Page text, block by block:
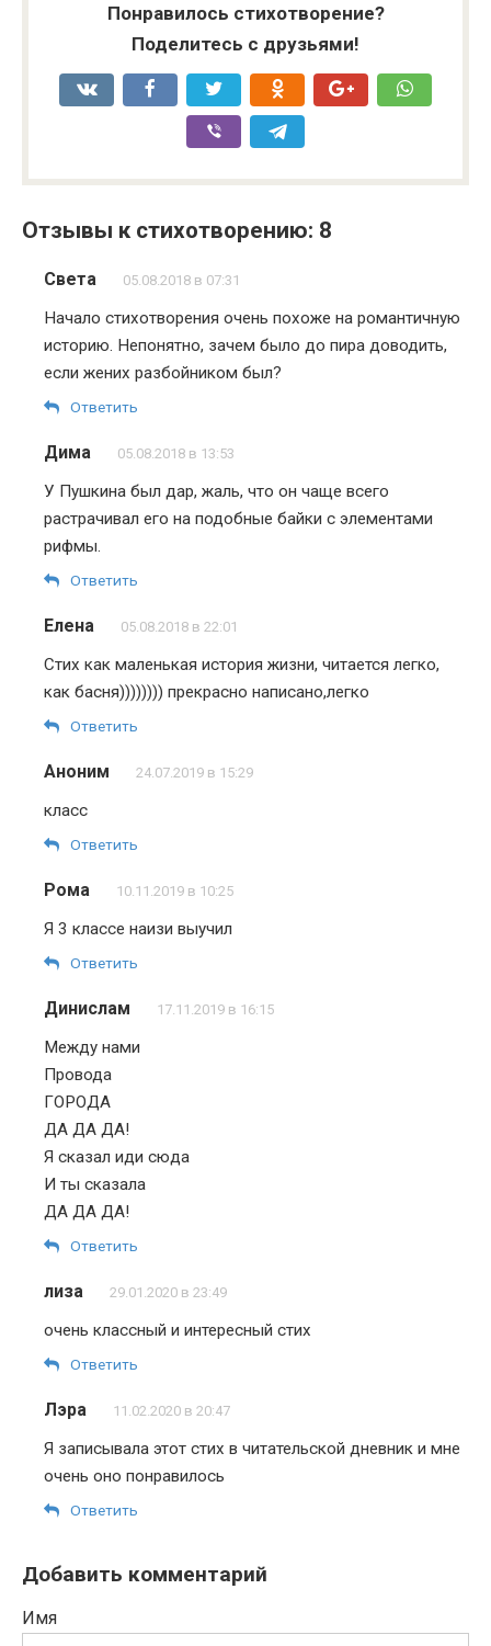
Понравилось стихотворение?
Поделитесь с друзьями!
Отзывы к стихотворению: 8
Света 05.08.2018 в 07:31
Начало стихотворения очень похоже на романтичную
историю. Непонятно, зачем было до пира доводить,
если жених разбойником был?
Ответить
Дима 05.08.2018 в 13:53
У Пушкина был дар, жаль, что он чаще всего
растрачивал его на подобные байки с элементами
рифмы.
Ответить
Елена 05.08.2018 в 22:01
Стих как маленькая история жизни, читается легко,
как басня)))))))) прекрасно написано,легко
Ответить
Аноним 24.07.2019 в 15:29
класс
Ответить
Рома 10.11.2019 в 10:25
Я 3 классе наизи выучил
Ответить
Динислам 17.11.2019 в 16:15
Между нами
Провода
ГОРОДА
ДА ДА ДА!
Я сказал иди сюда
И ты сказала
ДА ДА ДА!
Ответить
лиза 29.01.2020 в 23:49
очень классный и интересный стих
Ответить
Лэра 11.02.2020 в 20:47
Я записывала этот стих в читательской дневник и мне
очень оно понравилось
Ответить
Добавить комментарий
Имя